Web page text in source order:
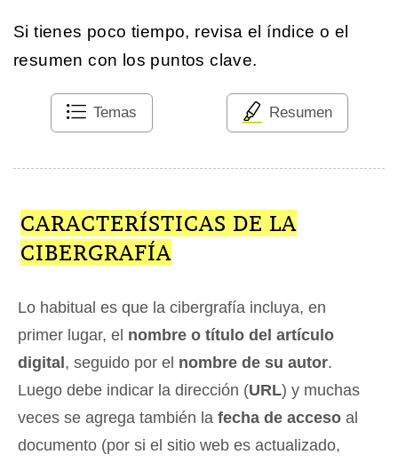
Si tienes poco tiempo, revisa el índice o el
resumen con los puntos clave.
Temas Resumen
CARACTERÍSTICAS DE LA
CIBERGRAFÍA
Lo habitual es que la cibergrafía incluya, en
primer lugar, el nombre o título del artículo
digital , seguido por el nombre de su autor.
Luego debe indicar la dirección (URL) y muchas
veces se agrega también la fecha de acceso al
documento (por si el sitio web es actualizado,